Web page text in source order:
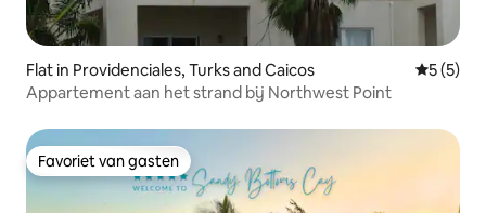
Flat in Providenciales, Turks and Caicos
5 (5)
Appartement aan het strand bij Northwest Point
Favoriet van gasten
Favoriet van gasten